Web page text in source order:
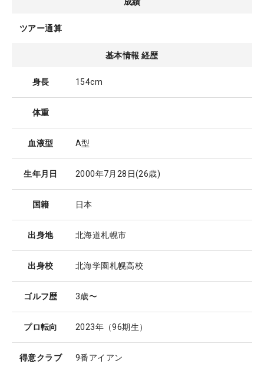
ツアー通算
基本情報 経歴
身長 154cm
体重
血液型 A型
生年月日 2000年7月28日(26歳)
国籍 日本
出身地 北海道札幌市
出身校 北海学園札幌高校
ゴルフ歴 3歳〜
プロ転向 2023年（96期生）
得意クラブ 9番アイアン